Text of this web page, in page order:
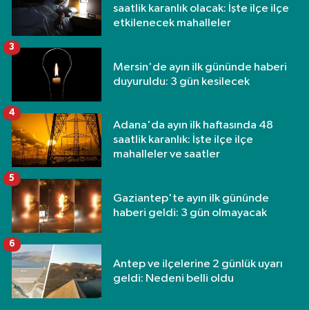
saatlik karanlık olacak: İşte ilçe ilçe
etkilenecek mahalleler
Mersin'de ayın ilk gününde haberi
duyuruldu: 3 gün kesilecek
3
Adana'da ayın ilk haftasında 48
saatlik karanlık: İşte ilçe ilçe
mahalleler ve saatler
4
Gaziantep'te ayın ilk gününde
haberi geldi: 3 gün olmayacak
5
Antep ve ilçelerine 2 günlük uyarı
geldi: Nedeni belli oldu
6